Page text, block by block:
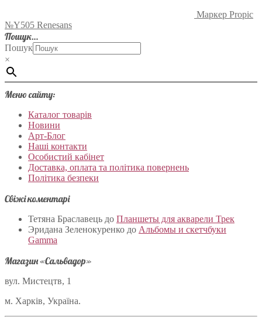
Маркер Propic
№Y505 Renesans
Пошук…
Пошук
×
Меню сайту:
Каталог товарів
Новини
Арт-Блог
Наші контакти
Особистий кабінет
Доставка, оплата та політика повернень
Політика безпеки
Свіжі коментарі
Тетяна Браславець до Планшеты для акварели Трек
Эридана Зеленокуренко до Альбомы и скетчбуки
Gamma
Магазин «Сальвадор»
вул. Мистецтв, 1
м. Харків, Україна.